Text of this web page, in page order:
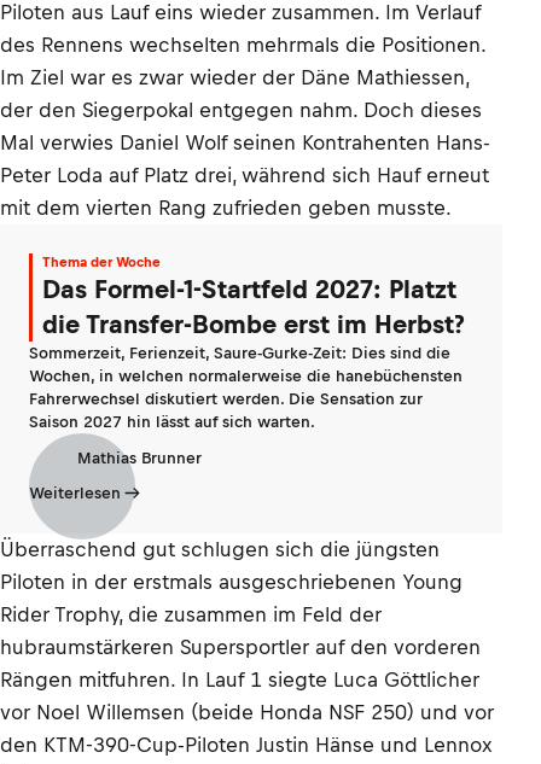
Piloten aus Lauf eins wieder zusammen. Im Verlauf
des Rennens wechselten mehrmals die Positionen.
Im Ziel war es zwar wieder der Däne Mathiessen,
der den Siegerpokal entgegen nahm. Doch dieses
Mal verwies Daniel Wolf seinen Kontrahenten Hans-
Peter Loda auf Platz drei, während sich Hauf erneut
mit dem vierten Rang zufrieden geben musste.
Thema der Woche
Das Formel-1-Startfeld 2027: Platzt
die Transfer-Bombe erst im Herbst?
Sommerzeit, Ferienzeit, Saure-Gurke-Zeit: Dies sind die
Wochen, in welchen normalerweise die hanebüchensten
Fahrerwechsel diskutiert werden. Die Sensation zur
Saison 2027 hin lässt auf sich warten.
Mathias Brunner
Weiterlesen
Überraschend gut schlugen sich die jüngsten
Piloten in der erstmals ausgeschriebenen Young
Rider Trophy, die zusammen im Feld der
hubraumstärkeren Supersportler auf den vorderen
Rängen mitfuhren. In Lauf 1 siegte Luca Göttlicher
vor Noel Willemsen (beide Honda NSF 250) und vor
den KTM-390-Cup-Piloten Justin Hänse und Lennox